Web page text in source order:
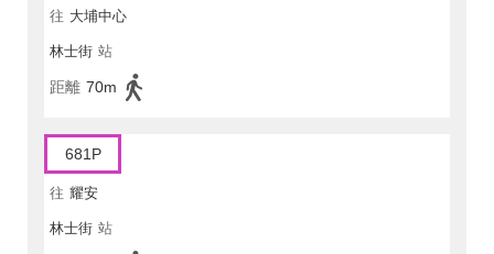
往 大埔中心
林士街 站
距離 70m
681P
往 耀安
林士街 站